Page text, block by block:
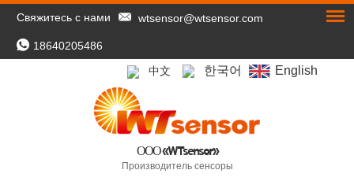
Свяжитесь с нами wtsensor@wtsensor.com
18640205486
中文 한국어 English
ООО «WTsensor»
Производитель сенсоры